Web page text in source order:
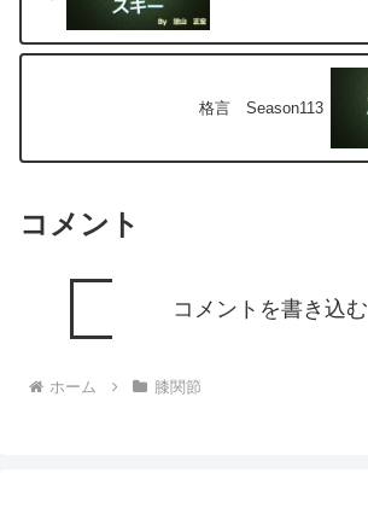
格言 Season113
コメント
コメントを書き込む
ホーム 膝関節